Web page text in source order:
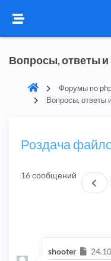
Вопросы, ответы
Форумы по
Вопросы, ответы
Роздача
16 сообщений
shooter